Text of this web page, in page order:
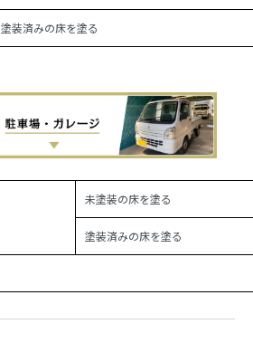
塗装済みの床を塗る
未塗装の床を塗る
塗装済みの床を塗る